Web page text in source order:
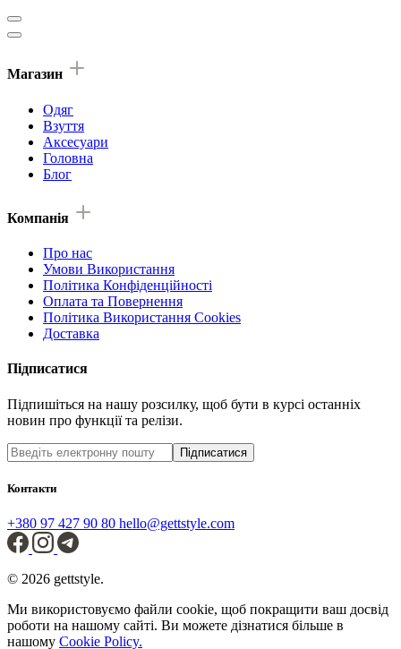
Магазин
Одяг
Взуття
Аксесуари
Головна
Блог
Компанія
Про нас
Умови Використання
Політика Конфіденційності
Оплата та Повернення
Політика Використання Cookies
Доставка
Підписатися
Підпишіться на нашу розсилку, щоб бути в курсі останніх
новин про функції та релізи.
Підписатися
Контакти
+380 97 427 90 80 hello@gettstyle.com
© 2026 gettstyle.
Ми використовуємо файли cookie, щоб покращити ваш досвід
роботи на нашому сайті. Ви можете дізнатися більше в
нашому Cookie Policy.